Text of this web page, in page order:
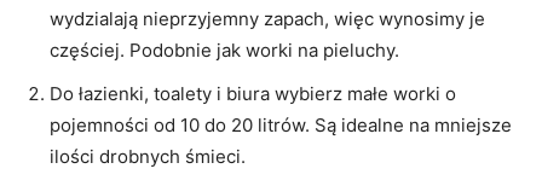
wydzialają nieprzyjemny zapach, więc wynosimy je
częściej. Podobnie jak worki na pieluchy.
Do łazienki, toalety i biura wybierz małe worki o
pojemności od 10 do 20 litrów. Są idealne na mniejsze
ilości drobnych śmieci.